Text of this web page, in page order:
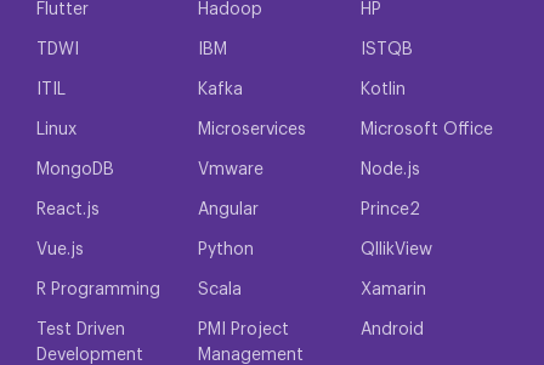
Flutter Hadoop HP
TDWI IBM ISTQB
ITIL Kafka Kotlin
Linux Microservices Microsoft Office
MongoDB Vmware Node.js
React.js Angular Prince2
Vue.js Python QllikView
R Programming Scala Xamarin
Test Driven
Development
PMI Project
Management
Android